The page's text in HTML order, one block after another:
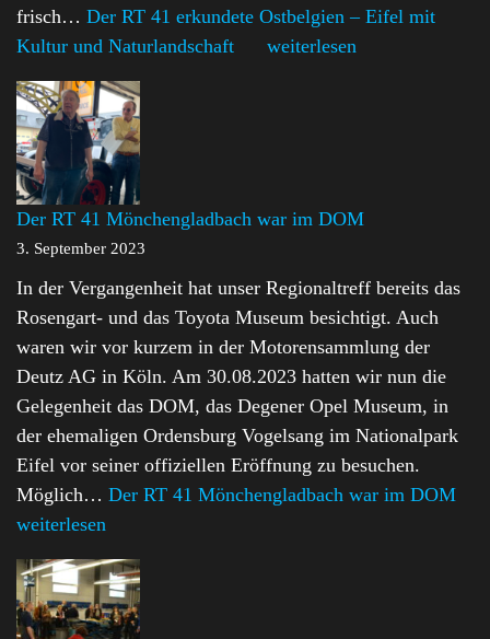
frisch… Der RT 41 erkundete Ostbelgien – Eifel mit
Kultur und Naturlandschaft weiterlesen
Der RT 41 Mönchengladbach war im DOM
3. September 2023
In der Vergangenheit hat unser Regionaltreff bereits das
Rosengart- und das Toyota Museum besichtigt. Auch
waren wir vor kurzem in der Motorensammlung der
Deutz AG in Köln. Am 30.08.2023 hatten wir nun die
Gelegenheit das DOM, das Degener Opel Museum, in
der ehemaligen Ordensburg Vogelsang im Nationalpark
Eifel vor seiner offiziellen Eröffnung zu besuchen.
Möglich… Der RT 41 Mönchengladbach war im DOM
weiterlesen